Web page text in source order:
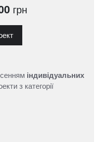
грн
індивідуальних
з категорії